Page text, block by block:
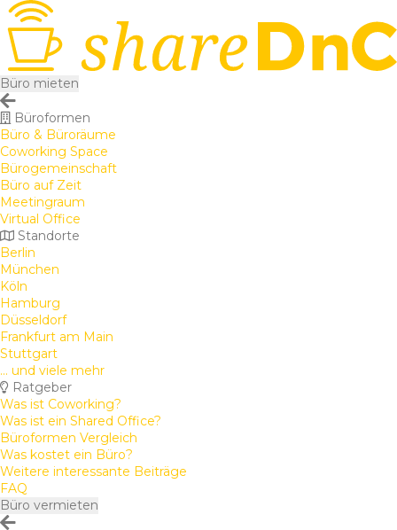
Büro mieten
Büroformen
Büro & Büroräume
Coworking Space
Bürogemeinschaft
Büro auf Zeit
Meetingraum
Virtual Office
Standorte
Berlin
München
Köln
Hamburg
Düsseldorf
Frankfurt am Main
Stuttgart
... und viele mehr
Ratgeber
Was ist Coworking?
Was ist ein Shared Office?
Büroformen Vergleich
Was kostet ein Büro?
Weitere interessante Beiträge
FAQ
Büro vermieten